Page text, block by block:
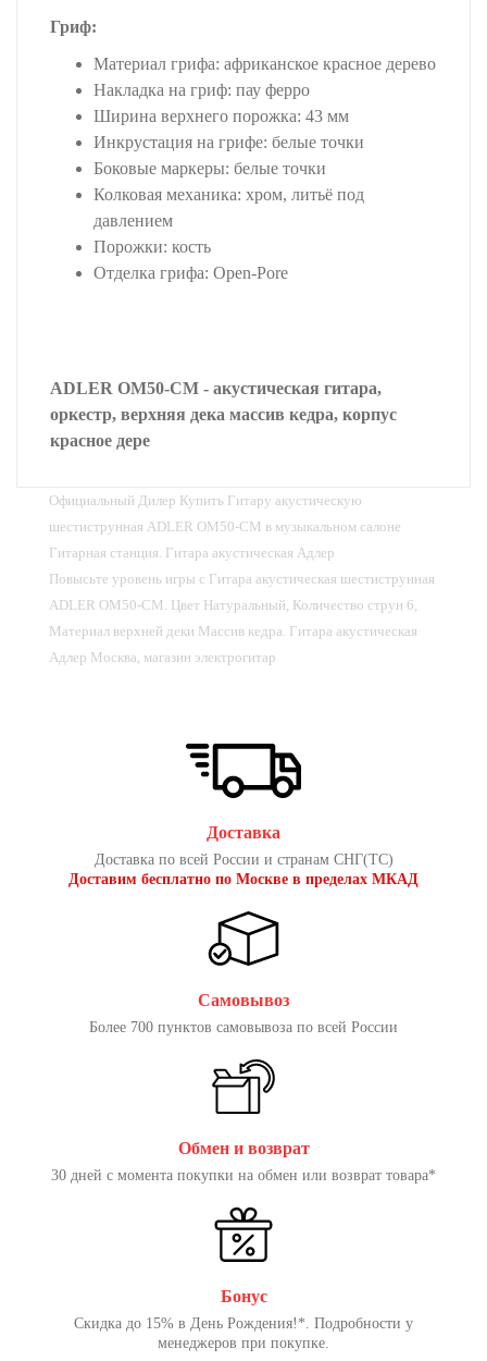
Гриф:
Материал грифа: африканское красное дерево
Накладка на гриф: пау ферро
Ширина верхнего порожка: 43 мм
Инкрустация на грифе: белые точки
Боковые маркеры: белые точки
Колковая механика: хром, литьё под
давлением
Порожки: кость
Отделка грифа: Open-Pore
ADLER OM50-CM - акустическая гитара,
оркестр, верхняя дека массив кедра, корпус
красное дере
Официальный Дилер Купить Гитару акустическую
шестиструнная ADLER OM50-CM в музыкальном салоне
Гитарная станция. Гитара акустическая Адлер
Повысьте уровень игры с Гитара акустическая шестиструнная
ADLER OM50-CM. Цвет Натуральный, Количество струн 6,
Материал верхней деки Массив кедра. Гитара акустическая
Адлер Москва, магазин электрогитар
Доставка
Доставка по всей России и странам СНГ(ТС)
Доставим бесплатно по Москве в пределах МКАД
Самовывоз
Более 700 пунктов самовывоза по всей России
Обмен и возврат
30 дней с момента покупки на обмен или возврат товара*
Бонус
Скидка до 15% в День Рождения!*. Подробности у
менеджеров при покупке.